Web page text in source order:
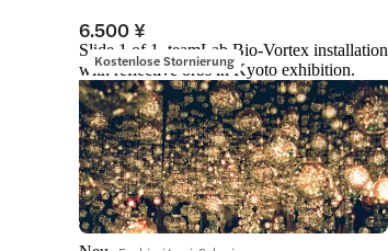
6.500 ¥
Kostenlose Stornierung
Slide 1 of 1, teamLab Bio-Vortex installation
with reflective orbs in Kyoto exhibition.